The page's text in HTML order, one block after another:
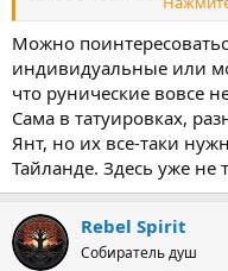
ювелира потом ввели в
ювелирных изделий
для участников клана
Можно
индивидуальные или
что рунические вовсе
Сама в татуировках,
Янт, но их все-таки
Тайланде. Здесь уже не
Rebel Spirit
Собиратель душ